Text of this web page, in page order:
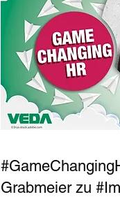
Grabmeier zu